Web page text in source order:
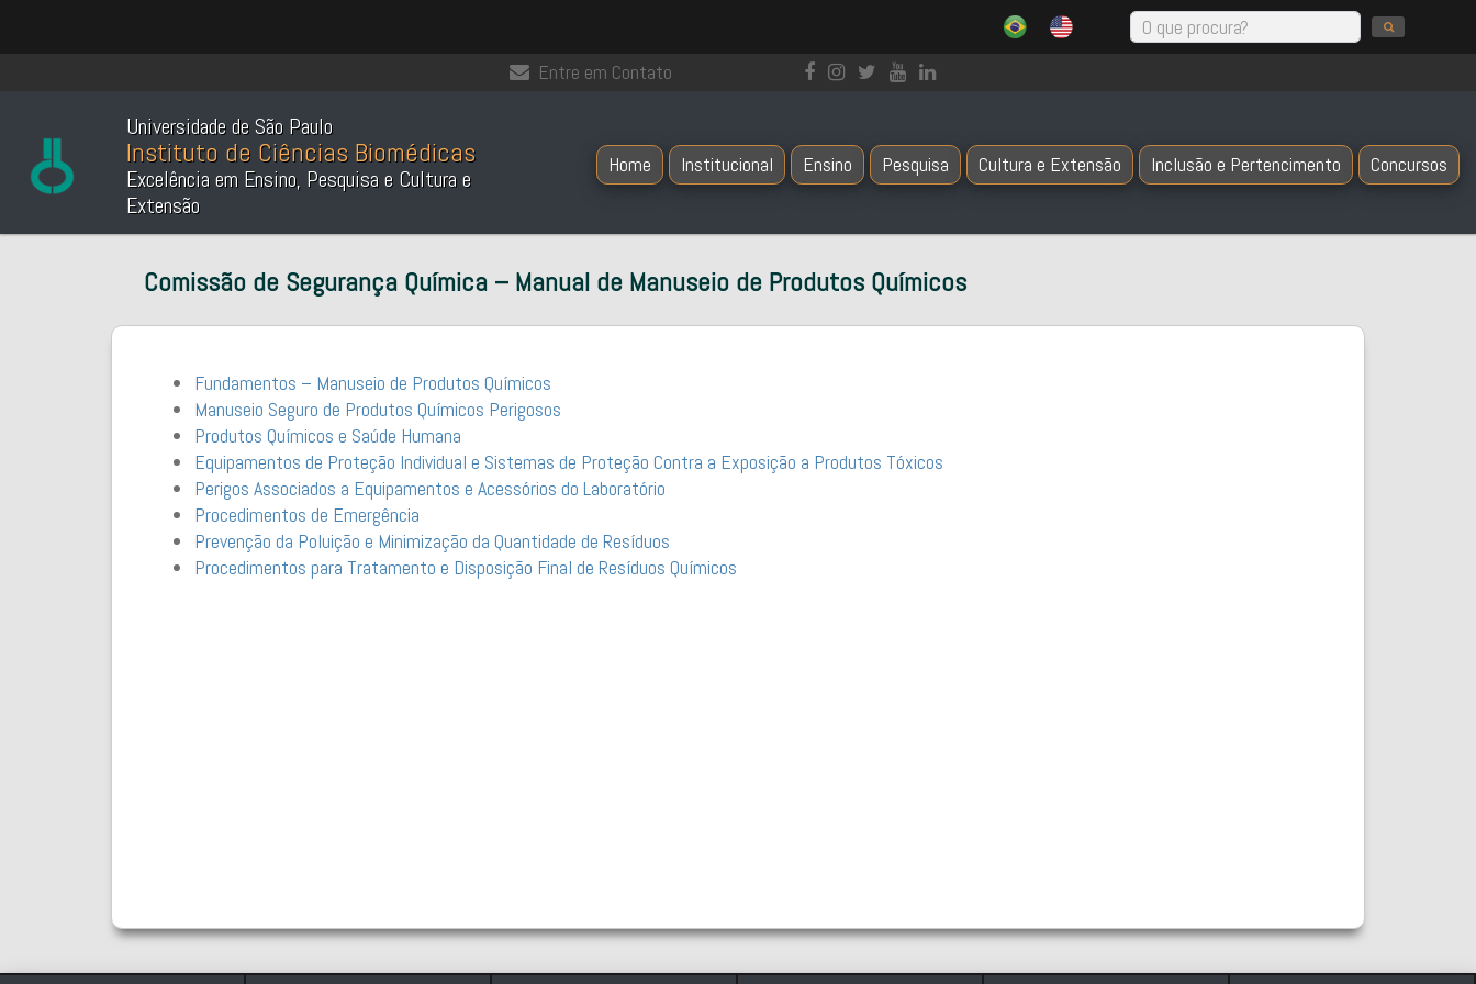
Entre em Contato
Universidade de São Paulo
Instituto de Ciências Biomédicas
Excelência em Ensino, Pesquisa e Cultura e
Extensão
Home Institucional Ensino Pesquisa Cultura e Extensão Inclusão e Pertencimento Concursos
Comissão de Segurança Química – Manual de Manuseio de Produtos Químicos
Fundamentos – Manuseio de Produtos Químicos
Manuseio Seguro de Produtos Químicos Perigosos
Produtos Químicos e Saúde Humana
Equipamentos de Proteção Individual e Sistemas de Proteção Contra a Exposição a Produtos Tóxicos
Perigos Associados a Equipamentos e Acessórios do Laboratório
Procedimentos de Emergência
Prevenção da Poluição e Minimização da Quantidade de Resíduos
Procedimentos para Tratamento e Disposição Final de Resíduos Químicos